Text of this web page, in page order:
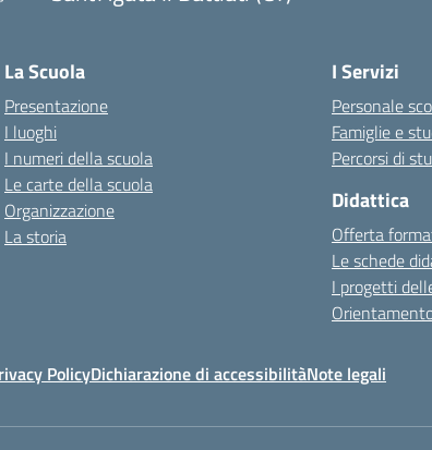
La Scuola
Presentazione
I luoghi
I numeri della scuola
Le carte della scuola
Organizzazione
La storia
I Servizi
Personale
Famiglie e
Percorsi di
Didattica
Offerta
Le schede
I progetti
PolicyDichiarazione di accessibilitàNote legali